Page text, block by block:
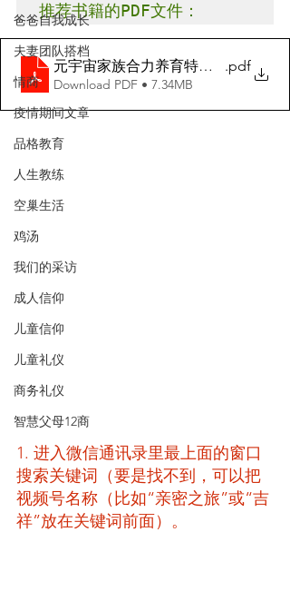
爸爸自我成长
夫妻团队搭档
情商
疫情期间文章
品格教育
人生教练
空巢生活
鸡汤
我们的采访
成人信仰
儿童信仰
儿童礼仪
商务礼仪
智慧父母12商
推荐书籍的PDF文件：
元宇宙家族合力养育特训营推荐书籍
.pdf
Download PDF • 7.34MB
1. 进入微信通讯录里最上面的窗口
搜索关键词（要是找不到，可以把
视频号名称（比如“亲密之旅”或“吉
祥”放在关键词前面）。